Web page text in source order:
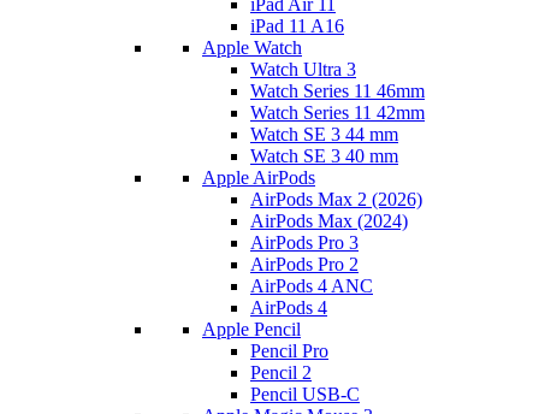
iPad Air 11
iPad 11 A16
Apple Watch
Watch Ultra 3
Watch Series 11 46mm
Watch Series 11 42mm
Watch SE 3 44 mm
Watch SE 3 40 mm
Apple AirPods
AirPods Max 2 (2026)
AirPods Max (2024)
AirPods Pro 3
AirPods Pro 2
AirPods 4 ANC
AirPods 4
Apple Pencil
Pencil Pro
Pencil 2
Pencil USB-C